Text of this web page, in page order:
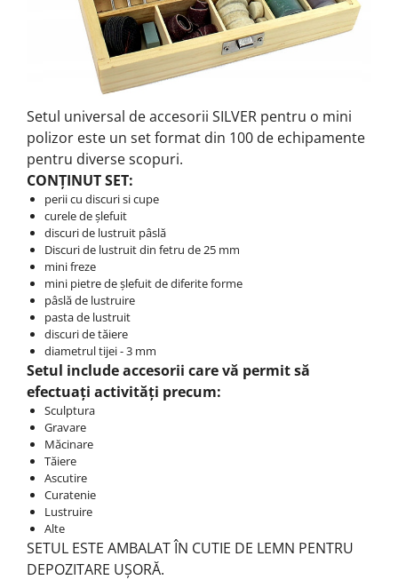
Setul universal de accesorii SILVER pentru o mini
polizor este un set format din 100 de echipamente
pentru diverse scopuri.
CONȚINUT SET:
perii cu discuri si cupe
curele de șlefuit
discuri de lustruit pâslă
Discuri de lustruit din fetru de 25 mm
mini freze
mini pietre de șlefuit de diferite forme
pâslă de lustruire
pasta de lustruit
discuri de tăiere
diametrul tijei - 3 mm
Setul include accesorii care vă permit să
efectuați activități precum:
Sculptura
Gravare
Măcinare
Tăiere
Ascutire
Curatenie
Lustruire
Alte
SETUL ESTE AMBALAT ÎN CUTIE DE LEMN PENTRU
DEPOZITARE UȘORĂ.